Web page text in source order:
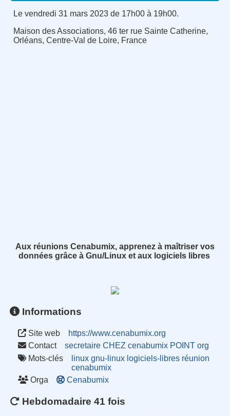
Le vendredi 31 mars 2023 de 17h00 à 19h00.
Maison des Associations, 46 ter rue Sainte Catherine,
Orléans, Centre-Val de Loire, France
Aux réunions Cenabumix, apprenez à maîtriser vos
données grâce à Gnu/Linux et aux logiciels libres
Informations
Site web
https://www.cenabumix.org
Contact
secretaire CHEZ cenabumix POINT org
Mots-clés
linux gnu-linux logiciels-libres réunion
cenabumix
Orga
Cenabumix
Hebdomadaire 41 fois